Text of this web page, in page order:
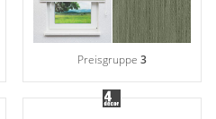
Preisgruppe 3